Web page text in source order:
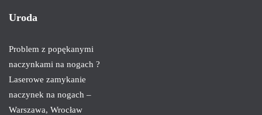
Uroda
Problem z popękanymi
naczynkami na nogach ?
Laserowe zamykanie
naczynek na nogach –
Warszawa, Wrocław